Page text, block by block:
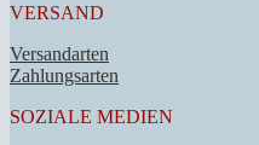
VERSAND
Versandarten
Zahlungsarten
SOZIALE MEDIEN